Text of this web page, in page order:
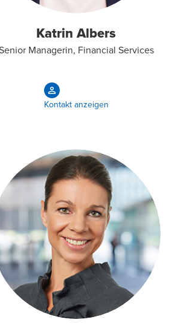
Katrin Albers
Managerin, Financial Services
Kontakt anzeigen